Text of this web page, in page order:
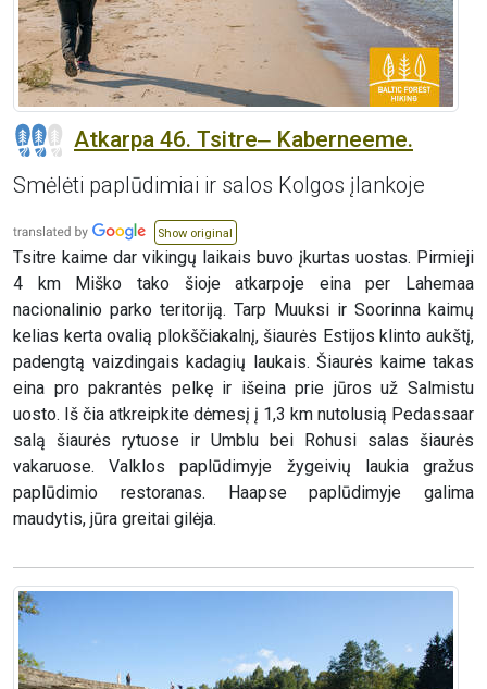
Atkarpa 46. Tsitre‒ Kaberneeme.
Smėlėti paplūdimiai ir salos Kolgos įlankoje
Show original
Tsitre kaime dar vikingų laikais buvo įkurtas uostas. Pirmieji
4 km Miško tako šioje atkarpoje eina per Lahemaa
nacionalinio parko teritoriją. Tarp Muuksi ir Soorinna kaimų
kelias kerta ovalią plokščiakalnį, šiaurės Estijos klinto aukštį,
padengtą vaizdingais kadagių laukais. Šiaurės kaime takas
eina pro pakrantės pelkę ir išeina prie jūros už Salmistu
uosto. Iš čia atkreipkite dėmesį į 1,3 km nutolusią Pedassaar
salą šiaurės rytuose ir Umblu bei Rohusi salas šiaurės
vakaruose. Valklos paplūdimyje žygeivių laukia gražus
paplūdimio restoranas. Haapse paplūdimyje galima
maudytis, jūra greitai gilėja.